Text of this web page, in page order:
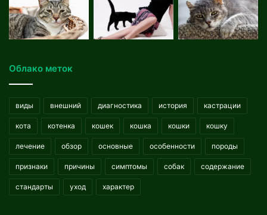
Облако меток
виды внешний диагностика история кастрации
кота котенка кошек кошка кошки кошку
лечение обзор основные особенности породы
признаки причины симптомы собак содержание
стандарты уход характер